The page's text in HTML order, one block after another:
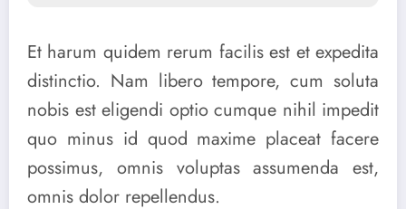
Et harum quidem rerum facilis est et expedita
distinctio. Nam libero tempore, cum soluta
nobis est eligendi optio cumque nihil impedit
quo minus id quod maxime placeat facere
possimus, omnis voluptas assumenda est,
omnis dolor repellendus.